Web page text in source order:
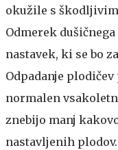
okužile s
Odmerek
nastavek, ki se bo
Odpadanje
normalen
znebijo manj
nastavljenih plodov.